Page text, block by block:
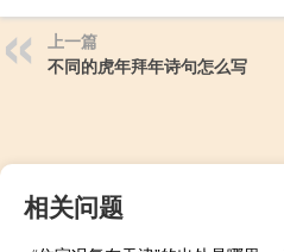
上一篇
不同的虎年拜年诗句怎么写
相关问题